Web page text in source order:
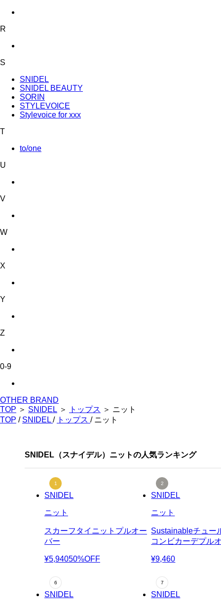
R
S
SNIDEL
SNIDEL BEAUTY
SORIN
STYLEVOICE
Stylevoice for xxx
T
to/one
U
V
W
X
Y
Z
0-9
OTHER BRAND
TOP ＞ SNIDEL ＞ トップス ＞ ニット
TOP / SNIDEL / トップス / ニット
SNIDEL（スナイデル）ニットの人気ランキング
SNIDEL
ニット
スカーフタイニットプルオー
バー
¥5,94050%OFF
SNIDEL
ニット
Sustainableチュー
コンビカーデプル
¥9,460
SNIDEL SNIDEL